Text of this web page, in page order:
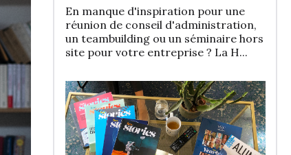
En manque d'inspiration pour une
réunion de conseil d'administration,
un teambuilding ou un séminaire hors
site pour votre entreprise ? La H...